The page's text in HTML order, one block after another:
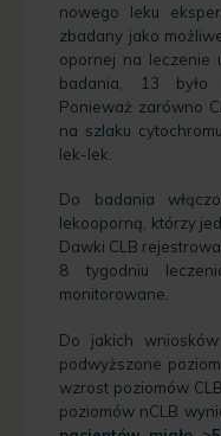
nowego leku
zbadany jako
opornej na leczenie
badania, 13 było
Ponieważ zarówno
na szlaku
lek-lek.
Do badania
lekooporną, którzy
Dawki CLB
8 tygodniu
monitorowane.
Do jakich
podwyższone
wzrost poziomów
poziomów nCLB